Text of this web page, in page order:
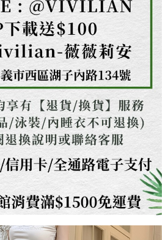
停止該用戶之使用額度並採取法律行動。